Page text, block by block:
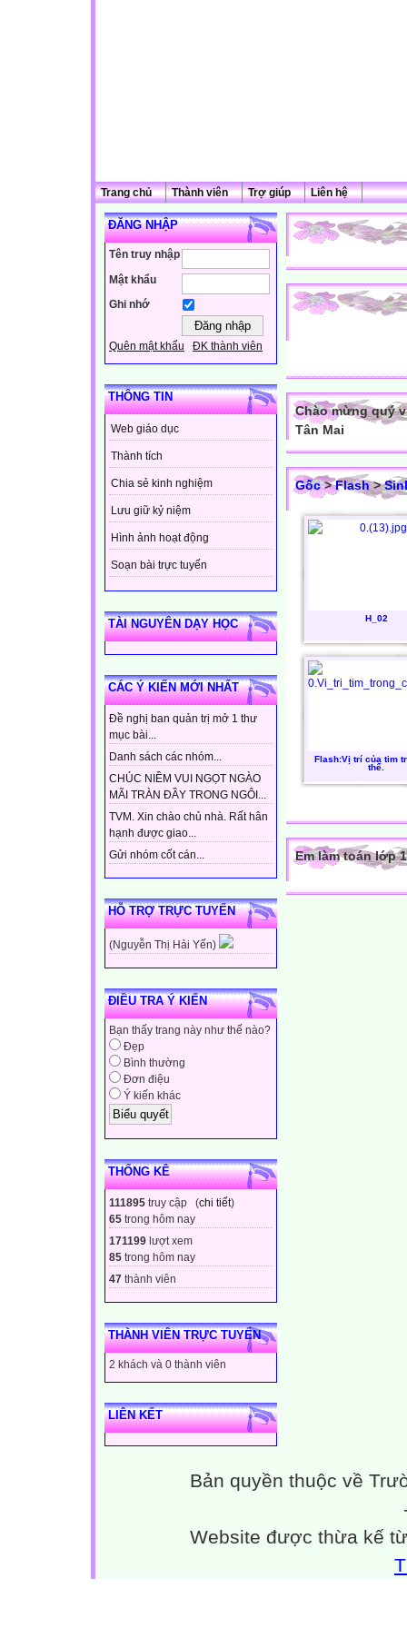
Trang chủ Thành viên Trợ giúp Liên hệ
ĐĂNG NHẬP
Tên truy nhập
Mật khẩu
Ghi nhớ
Quên mật khẩu ĐK thành viên
THÔNG TIN
Web giáo dục
Thành tích
Chia sẻ kinh nghiệm
Lưu giữ kỷ niệm
Hình ảnh hoạt động
Soạn bài trực tuyến
TÀI NGUYÊN DẠY HỌC
CÁC Ý KIẾN MỚI NHẤT
Đề nghị ban quản trị mở 1 thư
mục bài...
Danh sách các nhóm...
CHÚC NIỀM VUI NGỌT NGÀO
MÃI TRÀN ĐẦY TRONG NGÔI...
TVM. Xin chào chủ nhà. Rất hân
hạnh được giao...
Gửi nhóm cốt cán...
HỖ TRỢ TRỰC TUYẾN
(Nguyễn Thị Hải Yến)
ĐIỀU TRA Ý KIẾN
Bạn thấy trang này như thế nào?
Đẹp
Bình thường
Đơn điệu
Ý kiến khác
THỐNG KÊ
111895 truy cập (chi tiết)
65 trong hôm nay
171199 lượt xem
85 trong hôm nay
47 thành viên
THÀNH VIÊN TRỰC TUYẾN
2 khách và 0 thành viên
LIÊN KẾT
Chào mừng quý
Tân Mai
Gốc>Flash>
H_02
Flash:Vị trí của tim
thể.
Em làm toán lớp 1
Bản quyền thuộc về
Website được thừa kế